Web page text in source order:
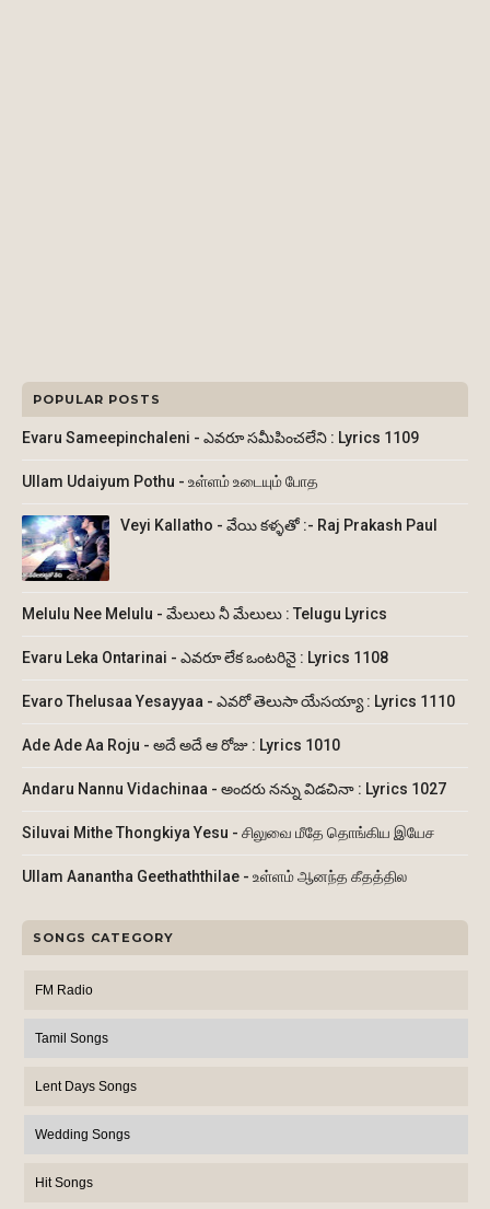
POPULAR POSTS
Evaru Sameepinchaleni - ఎవరూ సమీపించలేని : Lyrics 1109
Ullam Udaiyum Pothu - உள்ளம் உடையும் போத
Veyi Kallatho - వేయి కళ్ళతో :- Raj Prakash Paul
Melulu Nee Melulu - మేలులు నీ మేలులు : Telugu Lyrics
Evaru Leka Ontarinai - ఎవరూ లేక ఒంటరినై : Lyrics 1108
Evaro Thelusaa Yesayyaa - ఎవరో తెలుసా యేసయ్యా : Lyrics 1110
Ade Ade Aa Roju - అదే అదే ఆ రోజు : Lyrics 1010
Andaru Nannu Vidachinaa - అందరు నన్ను విడచినా : Lyrics 1027
Siluvai Mithe Thongkiya Yesu - சிலுவை மீதே தொங்கிய இயேச
Ullam Aanantha Geethaththilae - உள்ளம் ஆனந்த கீதத்தில
SONGS CATEGORY
FM Radio
Tamil Songs
Lent Days Songs
Wedding Songs
Hit Songs